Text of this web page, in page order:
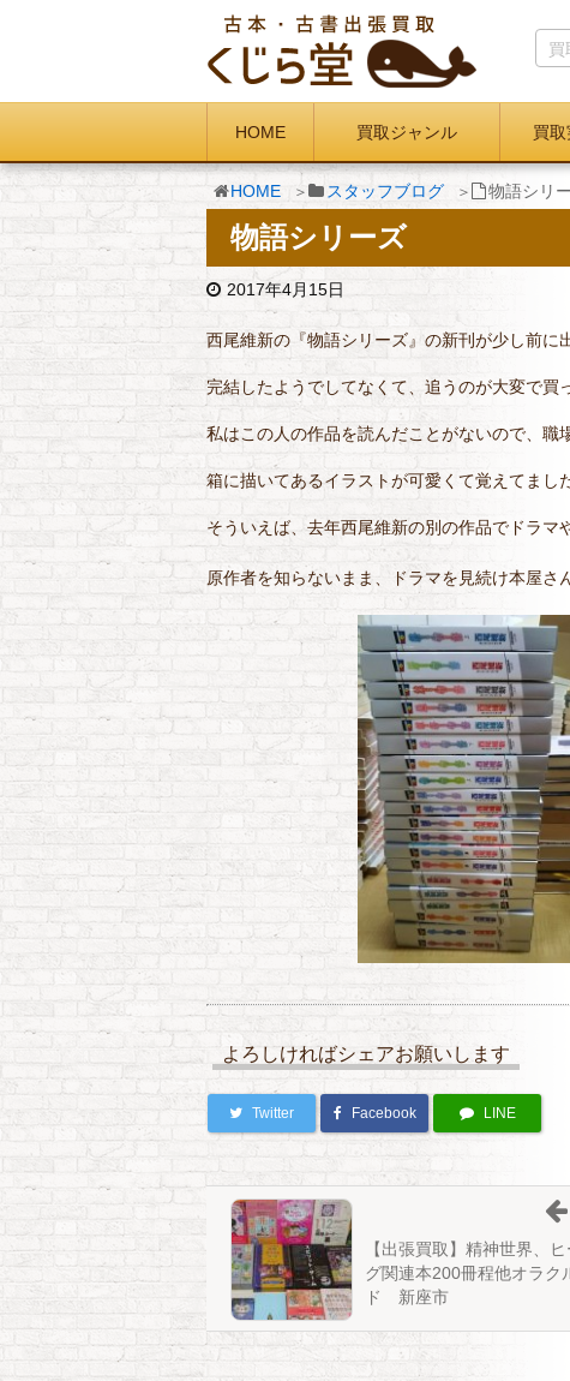
HOME 買取ジャンル 買
HOME スタッフブログ 物語シリ
物語シリーズ
2017年4月15日
西尾維新の『物語シリーズ』の新刊が少し前に
完結したようでしてなくて、追うのが大変で
私はこの人の作品を読んだことがないので、職
箱に描いてあるイラストが可愛くて覚えてまし
そういえば、去年西尾維新の別の作品でドラマ
原作者を知らないまま、ドラマを見続け本屋
よろしければシェアお願いします
Twitter Facebook LINE
【出張買取】精神世界、
グ関連本200冊程他オラク
ド 新座市